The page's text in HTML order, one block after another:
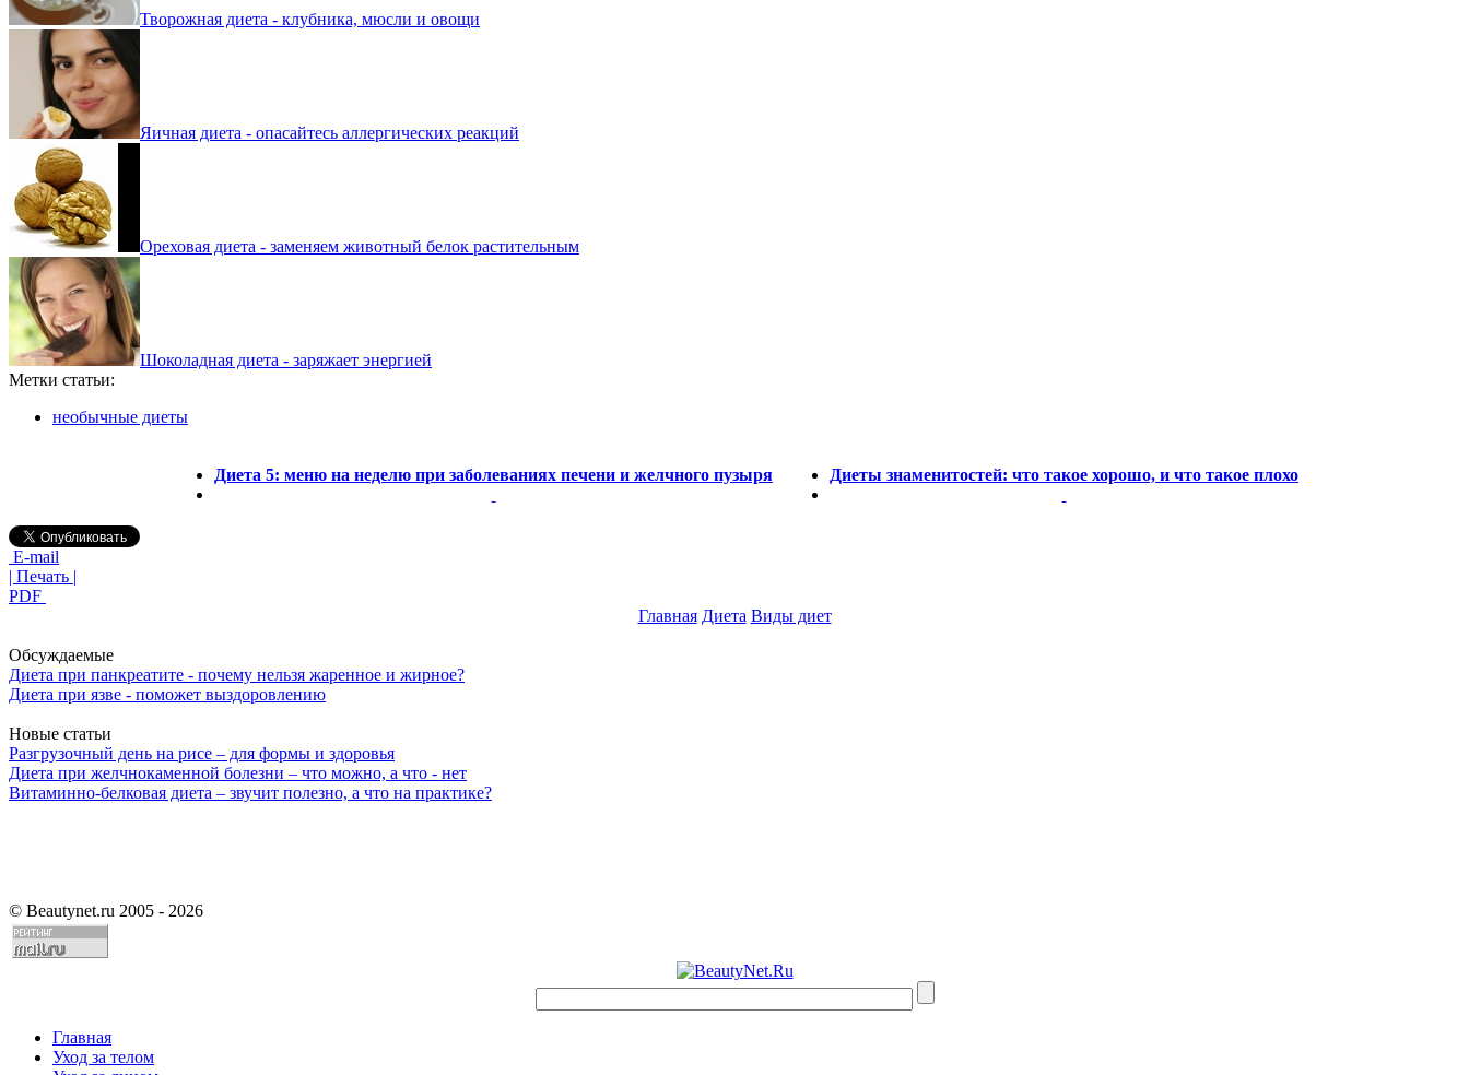
Творожная диета - клубника, мюсли и овощи
Яичная диета - опасайтесь аллергических реакций
Ореховая диета - заменяем животный белок растительным
Шоколадная диета - заряжает энергией
Метки статьи:
необычные диеты
Диета 5: меню на неделю при заболеваниях печени и желчного пузыря Диеты знаменитостей: что такое хорошо, и что такое плохо
E-mail
| Печать |
PDF
Главная Диета Виды диет
Обсуждаемые
Диета при панкреатите - почему нельзя жаренное и жирное?
Диета при язве - поможет выздоровлению
Новые статьи
Разгрузочный день на рисе – для формы и здоровья
Диета при желчнокаменной болезни – что можно, а что - нет
Витаминно-белковая диета – звучит полезно, а что на практике?
© Beautynet.ru 2005 - 2026
Главная
Уход за телом